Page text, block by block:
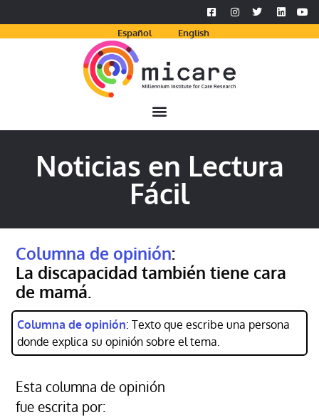
Español English
Noticias en Lectura
Fácil
Columna de opinión:
La discapacidad también tiene cara
de mamá.
Columna de opinión: Texto que escribe una persona
donde explica su opinión sobre el tema.
Esta columna de opinión
fue escrita por: